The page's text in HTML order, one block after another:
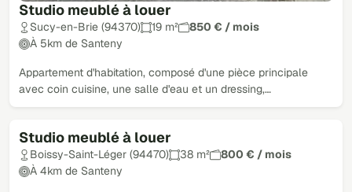
Studio meublé à louer
Sucy-en-Brie (94370) 19 m²
850 € / mois
À 5km de Santeny
Appartement d'habitation, composé d'une pièce principale
avec coin cuisine, une salle d'eau et un dressing,…
Studio meublé à louer
Boissy-Saint-Léger (94470) 38 m²
800 € / mois
À 4km de Santeny